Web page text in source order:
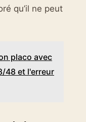
qu’il ne peut
placo avec
48 et l'erreur